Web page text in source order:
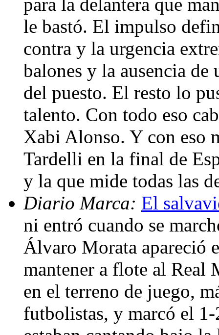
le bastó. El impulso
contra y la urgencia
balones y la ausencia
del puesto. El resto lo
talento. Con todo eso
Xabi Alonso. Y con eso
Tardelli en la final de
y la que mide todas las
Diario Marca: El
ni entró cuando se
Álvaro Morata apareció
mantener a flote al Real
en el terreno de juego,
futbolistas, y marcó el 1-